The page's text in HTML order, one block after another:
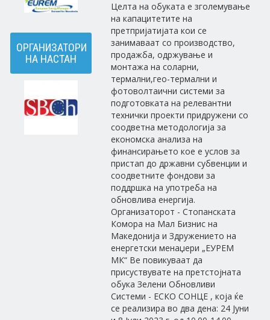
ОРГАНИЗАТОРИ
НА НАСТАН
Целта на обуката е зголемување
на капацитетите на
претпријатијата кои се
занимаваат со производство,
продажба, одржување и
монтажа на соларни,
термални,гео-термални и
фотоволтаични системи за
подготовката на релевантни
технички проекти придружени со
соодветна методологија за
економска анализа на
финансирањето кое е услов за
пристап до државни субвенции и
соодветните фондови за
поддршка на употреба на
обновлива енергија.
Организаторот - Стопанската
Комора на Мал Бизнис на
Македонија и Здружението на
енергетски менаџери „ЕУРЕМ
МК“ Ве повикуваат да
присуствувате на претстојната
обука Зелени Обновливи
Системи - ЕСКО СОНЦЕ , која ќе
се реализира во два дена: 24 Јуни